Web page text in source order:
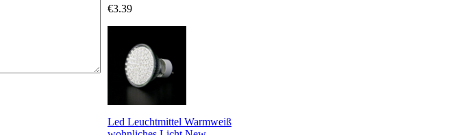
€3.39
Led Leuchtmittel Warmweiß